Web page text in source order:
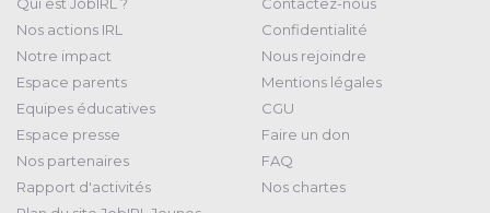
Nos actions IRL
Notre impact
Espace parents
Equipes éducatives
Espace presse
Nos partenaires
Rapport d'activités
Confidentialité
Nous rejoindre
Mentions légales
CGU
Faire un don
FAQ
Nos chartes